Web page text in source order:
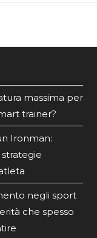
massima per
trainer?
Ironman:
negli sport
che spesso